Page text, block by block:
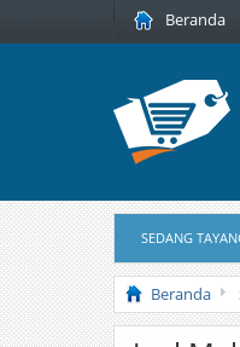
Beranda
SEDANG
Beranda